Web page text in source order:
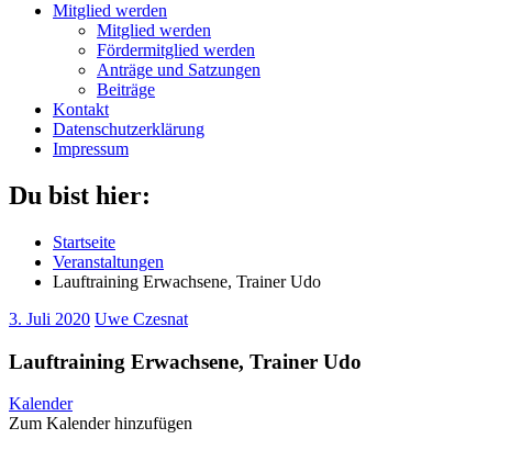
Mitglied werden
Mitglied werden
Fördermitglied werden
Anträge und Satzungen
Beiträge
Kontakt
Datenschutzerklärung
Impressum
Du bist hier:
Startseite
Veranstaltungen
Lauftraining Erwachsene, Trainer Udo
3. Juli 2020 Uwe Czesnat
Lauftraining Erwachsene, Trainer Udo
Kalender
Zum Kalender hinzufügen